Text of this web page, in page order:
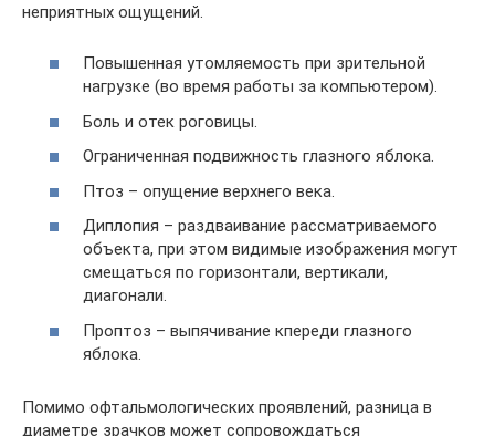
неприятных ощущений.
Повышенная утомляемость при зрительной
нагрузке (во время работы за компьютером).
Боль и отек роговицы.
Ограниченная подвижность глазного яблока.
Птоз – опущение верхнего века.
Диплопия – раздваивание рассматриваемого
объекта, при этом видимые изображения могут
смещаться по горизонтали, вертикали,
диагонали.
Проптоз – выпячивание кпереди глазного
яблока.
Помимо офтальмологических проявлений, разница в
диаметре зрачков может сопровождаться